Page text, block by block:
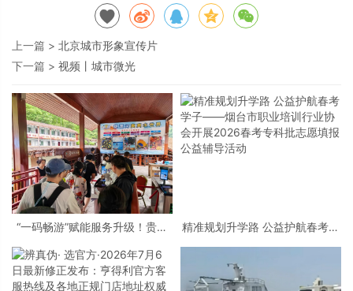
上一篇 > 北京城市形象宣传片
下一篇 > 视频丨城市微光
“一码畅游”赋能服务升级！贵阳
慧游玩新模式
精准规划升学路 公益护航春考学
开展2026春考专科批志愿填报公
益辅导活动